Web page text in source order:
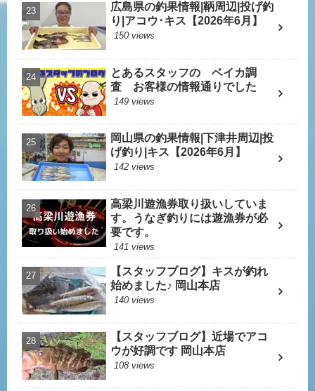
広島県の釣果情報|鞆周辺|投げ釣
り|アコウ･キス【2026年6月】
150 views
とあるスタッフの ベイカ調
査 お客様の情報通りでした
149 views
岡山県の釣果情報|下津井周辺|投
げ釣り|キス【2026年6月】
142 views
高梁川遊漁券取り扱いしていま
す。うなぎ釣りには遊漁券が必
要です。
141 views
【スタッフブログ】キスが釣れ
始めました♪ 岡山本店
140 views
【スタッフブログ】近場でアコ
ウが好調です 岡山本店
108 views